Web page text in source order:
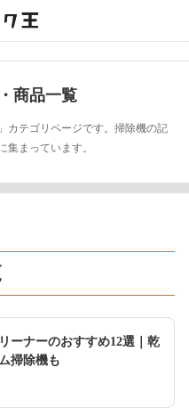
商品一覧
カテゴリページです。掃除機の記
集まっています。
ーナーのおすすめ12選｜乾
掃除機も